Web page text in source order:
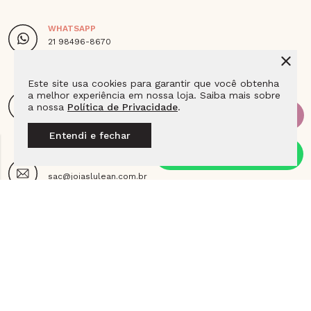
Este site usa cookies para garantir que você obtenha
a melhor experiência em nossa loja. Saiba mais sobre
a nossa Política de Privacidade.
Entendi e fechar
WHATSAPP
21 98496-8670
ENDEREÇO
Av. Das Americas 4666 Loja 115E2 Barra da Tijuca,
Cep - 22640-102 - Rio de Janeiro - RJ
sac@joiaslulean.com.br